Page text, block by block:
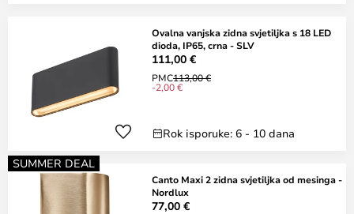
Ovalna vanjska zidna svjetiljka s 18 LED
dioda, IP65, crna - SLV
111,00 €
PMC113,00 €
-2,00 €
Rok isporuke: 6 - 10 dana
SUMMER DEAL
Canto Maxi 2 zidna svjetiljka od mesinga -
Nordlux
77,00 €